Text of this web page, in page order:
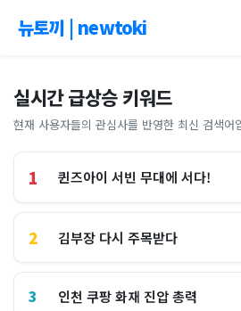
뉴토끼 | newtoki
실시간 급상승 키워드
현재 사용자들의 관심사를 반영한 최신 검색어
1 퀸즈아이 서빈 무대에 서다!
2 김부장 다시 주목받다
3 인천 쿠팡 화재 진압 총력